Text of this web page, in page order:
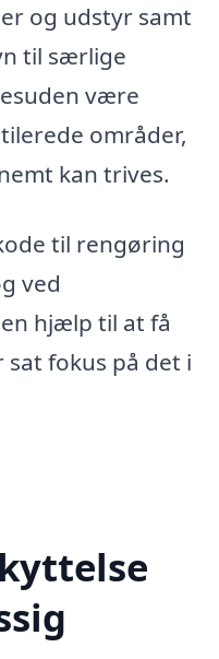
og udstyr samt
til særlige
være
områder,
kan trives.
til rengøring
ved
hjælp til at få
fokus på det i